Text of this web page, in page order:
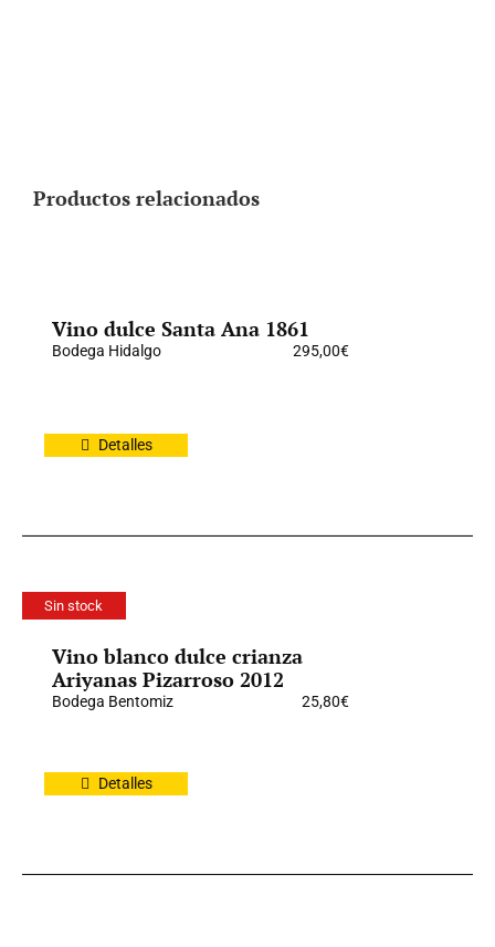
Productos relacionados
Vino dulce Santa Ana 1861
Bodega Hidalgo 295,00€
Detalles
Sin stock
Vino blanco dulce crianza
Ariyanas Pizarroso 2012
Bodega Bentomiz 25,80€
Detalles